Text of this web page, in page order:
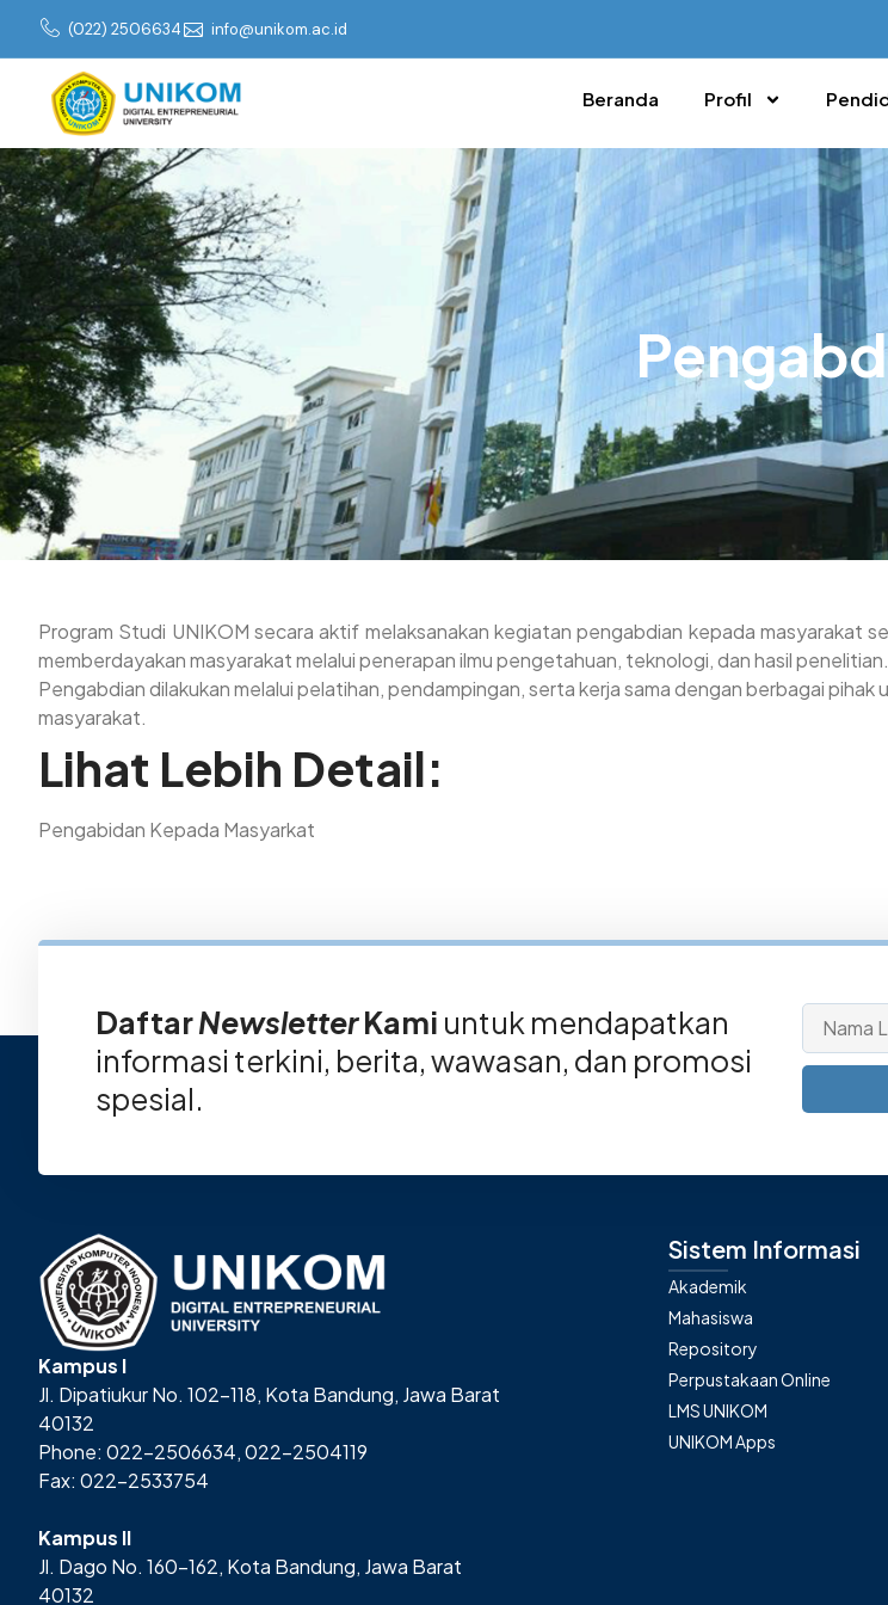
(022) 2506634 info@unikom.ac.id
Beranda Profil
Program Studi UNIKOM secara aktif melaksanakan kegiatan pengabdian kepada
memberdayakan masyarakat melalui penerapan ilmu pengetahuan, teknologi, dan hasil penelitian.
Pengabdian dilakukan melalui pelatihan, pendampingan, serta kerja sama dengan berbagai
masyarakat.
Lihat Lebih Detail:
Pengabidan Kepada Masyarkat
DaftarNewsletterKami untuk mendapatkan
informasi terkini, berita, wawasan, dan promosi
spesial.
Kampus I
Jl. Dipatiukur No. 102-118, Kota Bandung, Jawa Barat
40132
Phone: 022-2506634, 022-2504119
Fax: 022-2533754
Kampus II
Jl. Dago No. 160-162, Kota Bandung, Jawa Barat
40132
Sistem Informasi
Akademik
Mahasiswa
Repository
Perpustakaan Online
LMS UNIKOM
UNIKOM Apps